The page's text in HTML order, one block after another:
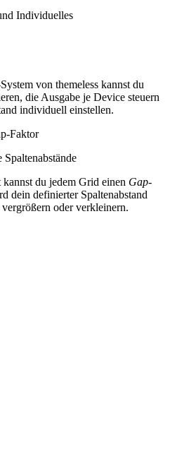
Individuelles
von themeless kannst du
die Ausgabe je Device steuern
individuell einstellen.
Faktor
du jedem Grid einen Gap-
dein definierter Spaltenabstand
oder verkleinern.